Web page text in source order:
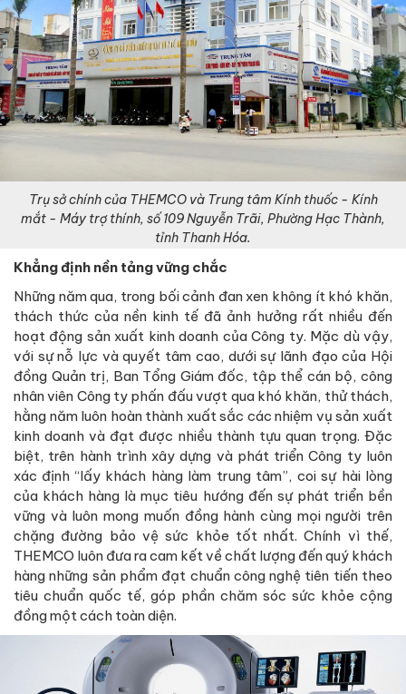
Trụ sở chính của THEMCO và Trung tâm Kính thuốc - Kính
mắt - Máy trợ thính, số 109 Nguyễn Trãi, Phường Hạc Thành,
tỉnh Thanh Hóa.
Khẳng định nền tảng vững chắc
Những năm qua, trong bối cảnh đan xen không ít khó khăn,
thách thức của nền kinh tế đã ảnh hưởng rất nhiều đến
hoạt động sản xuất kinh doanh của Công ty. Mặc dù vậy,
với sự nỗ lực và quyết tâm cao, dưới sự lãnh đạo của Hội
đồng Quản trị, Ban Tổng Giám đốc, tập thể cán bộ, công
nhân viên Công ty phấn đấu vượt qua khó khăn, thử thách,
hằng năm luôn hoàn thành xuất sắc các nhiệm vụ sản xuất
kinh doanh và đạt được nhiều thành tựu quan trọng. Đặc
biệt, trên hành trình xây dựng và phát triển Công ty luôn
xác định “lấy khách hàng làm trung tâm”, coi sự hài lòng
của khách hàng là mục tiêu hướng đến sự phát triển bền
vững và luôn mong muốn đồng hành cùng mọi người trên
chặng đường bảo vệ sức khỏe tốt nhất. Chính vì thế,
THEMCO luôn đưa ra cam kết về chất lượng đến quý khách
hàng những sản phẩm đạt chuẩn công nghệ tiên tiến theo
tiêu chuẩn quốc tế, góp phần chăm sóc sức khỏe cộng
đồng một cách toàn diện.